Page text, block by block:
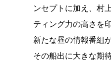
ンセプトに加え、村
ティング力の高さを
新たな昼の情報番組
その船出に大きな期